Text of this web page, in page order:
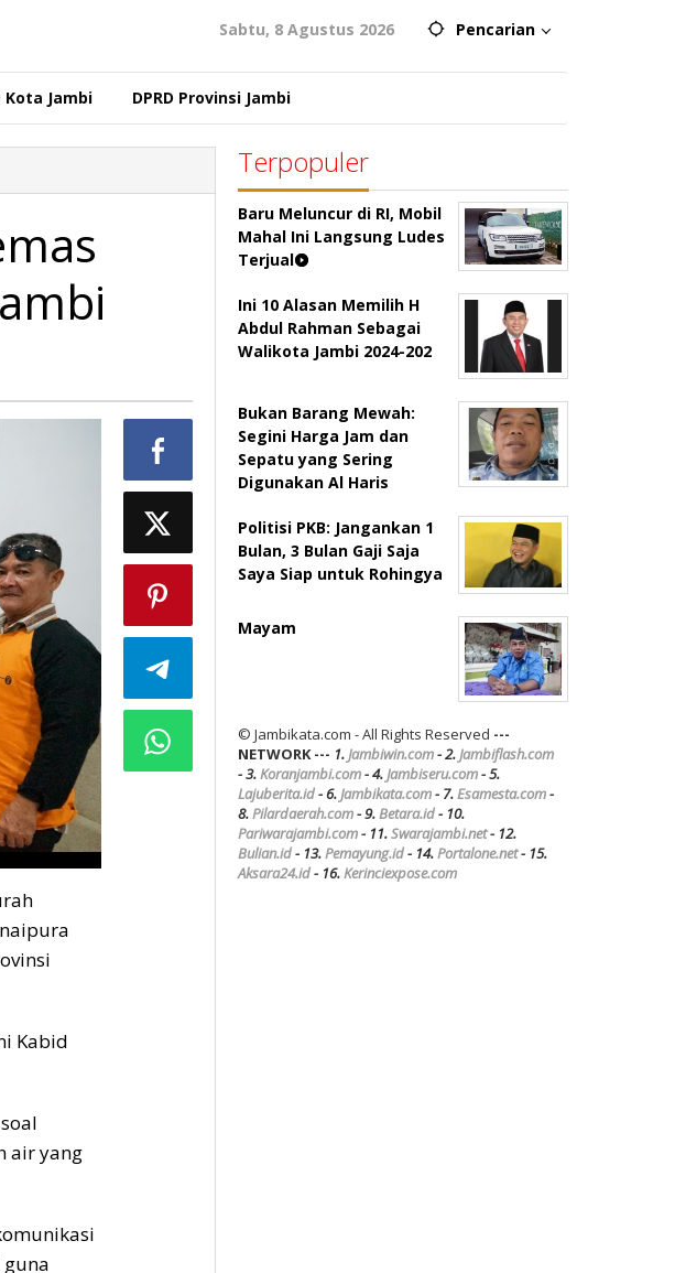
Sabtu, 8 Agustus 2026 Pencarian
Kota Jambi DPRD Provinsi Jambi
Kabid
air yang
Terpopuler
Baru Meluncur di RI, Mobil
Mahal Ini Langsung Ludes
Terjual
Ini 10 Alasan Memilih H
Abdul Rahman Sebagai
Walikota Jambi 2024-202
Bukan Barang Mewah:
Segini Harga Jam dan
Sepatu yang Sering
Digunakan Al Haris
Politisi PKB: Jangankan 1
Bulan, 3 Bulan Gaji Saja
Saya Siap untuk Rohingya
Mayam
© Jambikata.com - All Rights Reserved ---
NETWORK --- 1.Jambiwin.com- 2.Jambiflash.com
- 3.Koranjambi.com- 4.Jambiseru.com- 5.
Lajuberita.id- 6.Jambikata.com- 7.Esamesta.com-
8.Pilardaerah.com- 9.Betara.id- 10.
Pariwarajambi.com- 11.Swarajambi.net- 12.
Bulian.id- 13.Pemayung.id- 14.Portalone.net- 15.
Aksara24.id- 16.Kerinciexpose.com